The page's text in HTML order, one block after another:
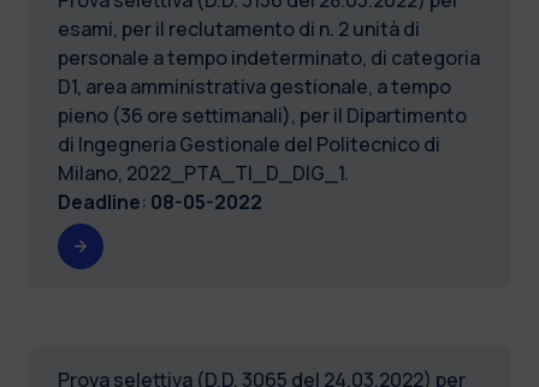
esami, per il reclutamento di n. 2 unità di
personale a tempo indeterminato, di categoria
D1, area amministrativa gestionale, a tempo
pieno (36 ore settimanali), per il Dipartimento
di Ingegneria Gestionale del Politecnico di
Milano, 2022_PTA_TI_D_DIG_1.
Deadline: 08-05-2022
Prova selettiva (D.D. 3065 del 24.03.2022) per